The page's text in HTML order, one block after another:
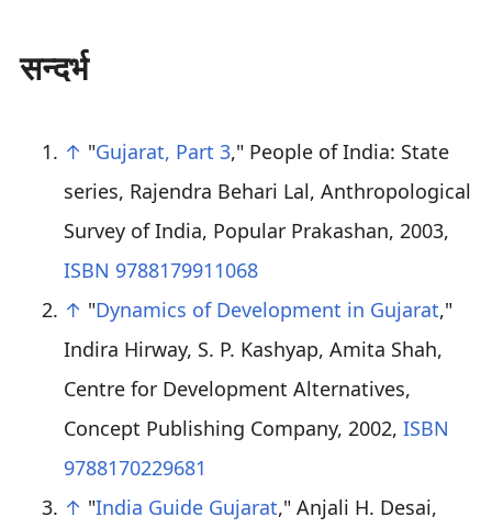
सन्दर्भ
↑ "Gujarat, Part 3," People of India: State
series, Rajendra Behari Lal, Anthropological
Survey of India, Popular Prakashan, 2003,
ISBN 9788179911068
↑ "Dynamics of Development in Gujarat,"
Indira Hirway, S. P. Kashyap, Amita Shah,
Centre for Development Alternatives,
Concept Publishing Company, 2002, ISBN
9788170229681
↑ "India Guide Gujarat," Anjali H. Desai,